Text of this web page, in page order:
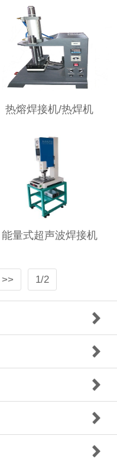
热熔焊接机/热焊机
能量式超声波焊接机
>> 1/2